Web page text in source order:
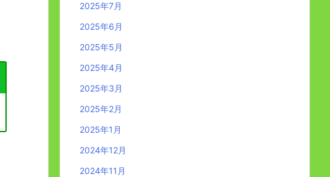
2025年7月
2025年6月
2025年5月
2025年4月
2025年3月
2025年2月
2025年1月
2024年12月
2024年11月